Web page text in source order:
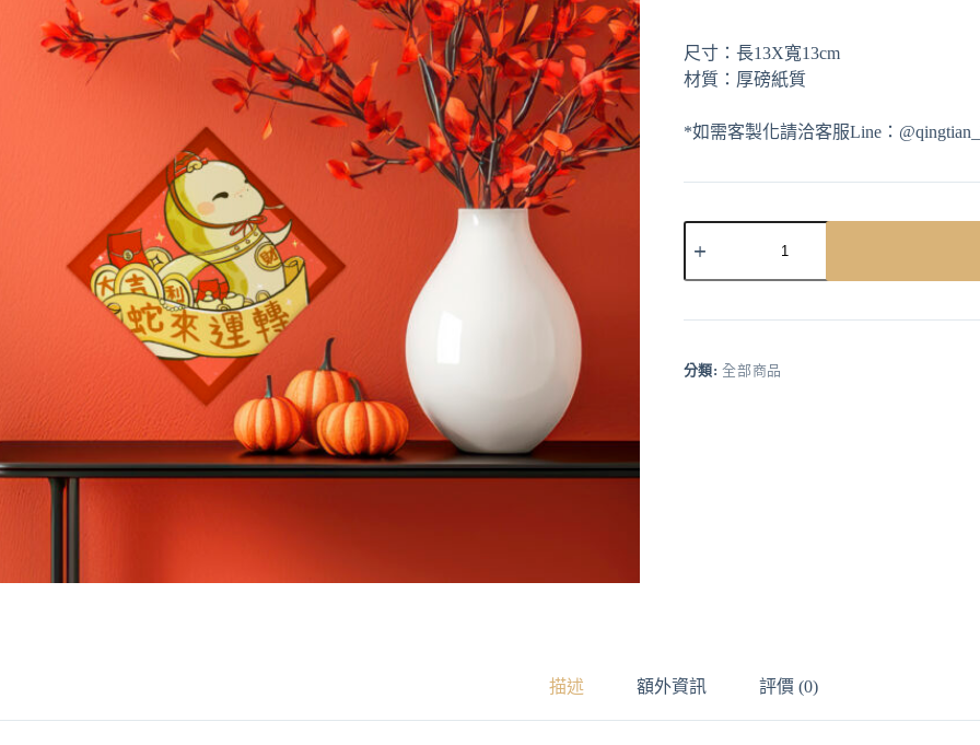
尺寸：長13X寬13cm
材質：厚磅紙質
*如需客製化請洽客服Line：
r
分類:全部商品
描述 額外資訊 評價 (0)